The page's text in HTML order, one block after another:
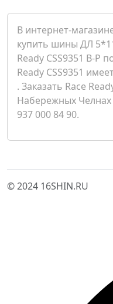
В интернет-
купить шины ДЛ
Ready CSS9351 B-P
Ready CSS9351
. Заказать Race
Набережных
937 000 84 90.
© 2024 16SHIN.RU